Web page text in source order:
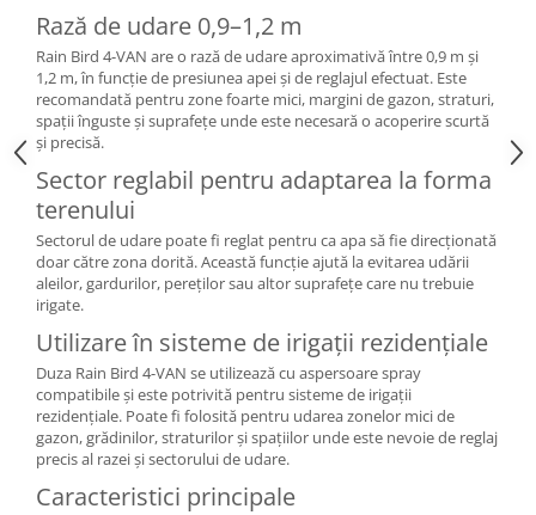
Rază de udare 0,9–1,2 m
Rain Bird 4-VAN are o rază de udare aproximativă între 0,9 m și
1,2 m, în funcție de presiunea apei și de reglajul efectuat. Este
recomandată pentru zone foarte mici, margini de gazon, straturi,
spații înguste și suprafețe unde este necesară o acoperire scurtă
și precisă.
Sector reglabil pentru adaptarea la forma
terenului
Sectorul de udare poate fi reglat pentru ca apa să fie direcționată
doar către zona dorită. Această funcție ajută la evitarea udării
aleilor, gardurilor, pereților sau altor suprafețe care nu trebuie
irigate.
Utilizare în sisteme de irigații rezidențiale
Duza Rain Bird 4-VAN se utilizează cu aspersoare spray
compatibile și este potrivită pentru sisteme de irigații
rezidențiale. Poate fi folosită pentru udarea zonelor mici de
gazon, grădinilor, straturilor și spațiilor unde este nevoie de reglaj
precis al razei și sectorului de udare.
Caracteristici principale